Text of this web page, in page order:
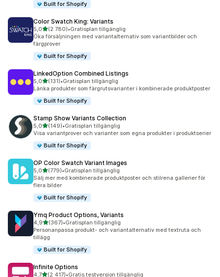
Built for Shopify
Color Swatch King: Variants
5,0av 5 stjärnor
(2 780)
2780 recensioner totalt
•Gratisplan tillgänglig
Öka försäljningen med variantalternativ som variantbilder och
färgprover
Built for Shopify
LinkedOption Combined Listings
5,0av 5 stjärnor
(131)
131 recensioner totalt
•Gratisplan tillgänglig
Länka produkter som färgrutsvarianter i kombinerade produktposter
Built for Shopify
Stamp Show Variants Collection
5,0av 5 stjärnor
(149)
149 recensioner totalt
•Gratisplan tillgänglig
Visa variantprover och varianter som egna produkter i produktserier
Built for Shopify
OP Color Swatch Variant Images
5,0av 5 stjärnor
(779)
779 recensioner totalt
•Gratisplan tillgänglig
Sälj mer med kombinerade produktposter och stilrena gallerier för
flera bilder
Built for Shopify
Ymq Product Options, Variants
4,9av 5 stjärnor
(367)
367 recensioner totalt
•Gratisplan tillgänglig
Personanpassa produkt- och variantalternativ med textruta och
tillägg
Built for Shopify
Infinite Options
4,7av 5 stjärnor
(2 417)•Gratis testversion tillgänglig